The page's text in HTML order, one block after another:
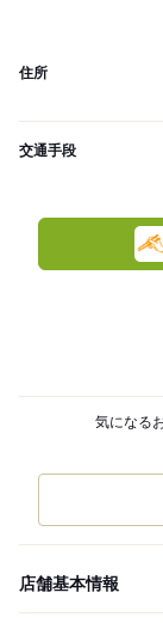
住所
交通手段
気になる
店舗基本情報